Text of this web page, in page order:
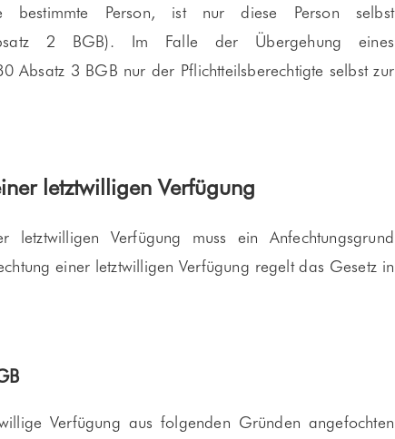
Person, ist nur diese Person selbst
2 BGB). Im Falle der Übergehung eines
Absatz 3 BGB nur der Pflichtteilsberechtigte selbst zur
letztwilligen Verfügung
letztwilligen Verfügung muss ein Anfechtungsgrund
einer letztwilligen Verfügung regelt das Gesetz in
Verfügung aus folgenden Gründen angefochten